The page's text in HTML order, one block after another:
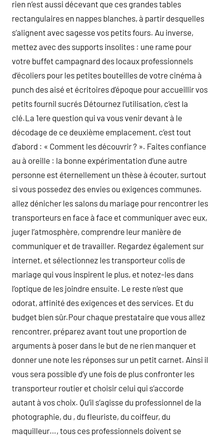
rien n’est aussi décevant que ces grandes tables
rectangulaires en nappes blanches, à partir desquelles
s’alignent avec sagesse vos petits fours. Au inverse,
mettez avec des supports insolites : une rame pour
votre buffet campagnard des locaux professionnels
d’écoliers pour les petites bouteilles de votre cinéma à
punch des aisé et écritoires d’époque pour accueillir vos
petits fournil sucrés Détournez l’utilisation, c’est la
clé.La 1ere question qui va vous venir devant à le
décodage de ce deuxième emplacement, c’est tout
d’abord : « Comment les découvrir ? ». Faites confiance
au à oreille : la bonne expérimentation d’une autre
personne est éternellement un thèse à écouter, surtout
si vous possedez des envies ou exigences communes.
allez dénicher les salons du mariage pour rencontrer les
transporteurs en face à face et communiquer avec eux,
juger l’atmosphère, comprendre leur manière de
communiquer et de travailler. Regardez également sur
internet, et sélectionnez les transporteur colis de
mariage qui vous inspirent le plus, et notez-les dans
l’optique de les joindre ensuite. Le reste n’est que
odorat, affinité des exigences et des services. Et du
budget bien sûr.Pour chaque prestataire que vous allez
rencontrer, préparez avant tout une proportion de
arguments à poser dans le but de ne rien manquer et
donner une note les réponses sur un petit carnet. Ainsi il
vous sera possible d’y une fois de plus confronter les
transporteur routier et choisir celui qui s’accorde
autant à vos choix. Qu’il s’agisse du professionnel de la
photographie, du , du fleuriste, du coiffeur, du
maquilleur…, tous ces professionnels doivent se